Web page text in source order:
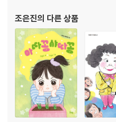
조은진의 다른 상품